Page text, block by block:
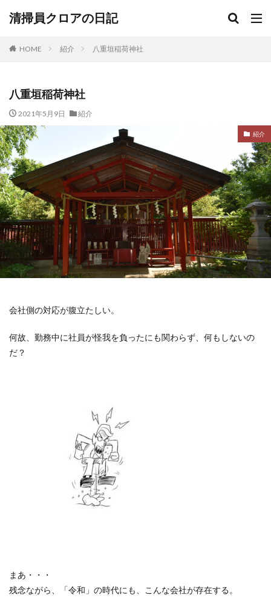
清掃員クロアの日記
HOME 紹介 八重垣稲荷神社
八重垣稲荷神社
2021年5月9日 紹介
紹介
会社側の対応が腹立たしい。
何故、勤務中に社員が怪我を負ったにも関わらず、何もしないの
だ？
まあ・・・
残念ながら、「令和」の時代にも、こんな会社が存在する。